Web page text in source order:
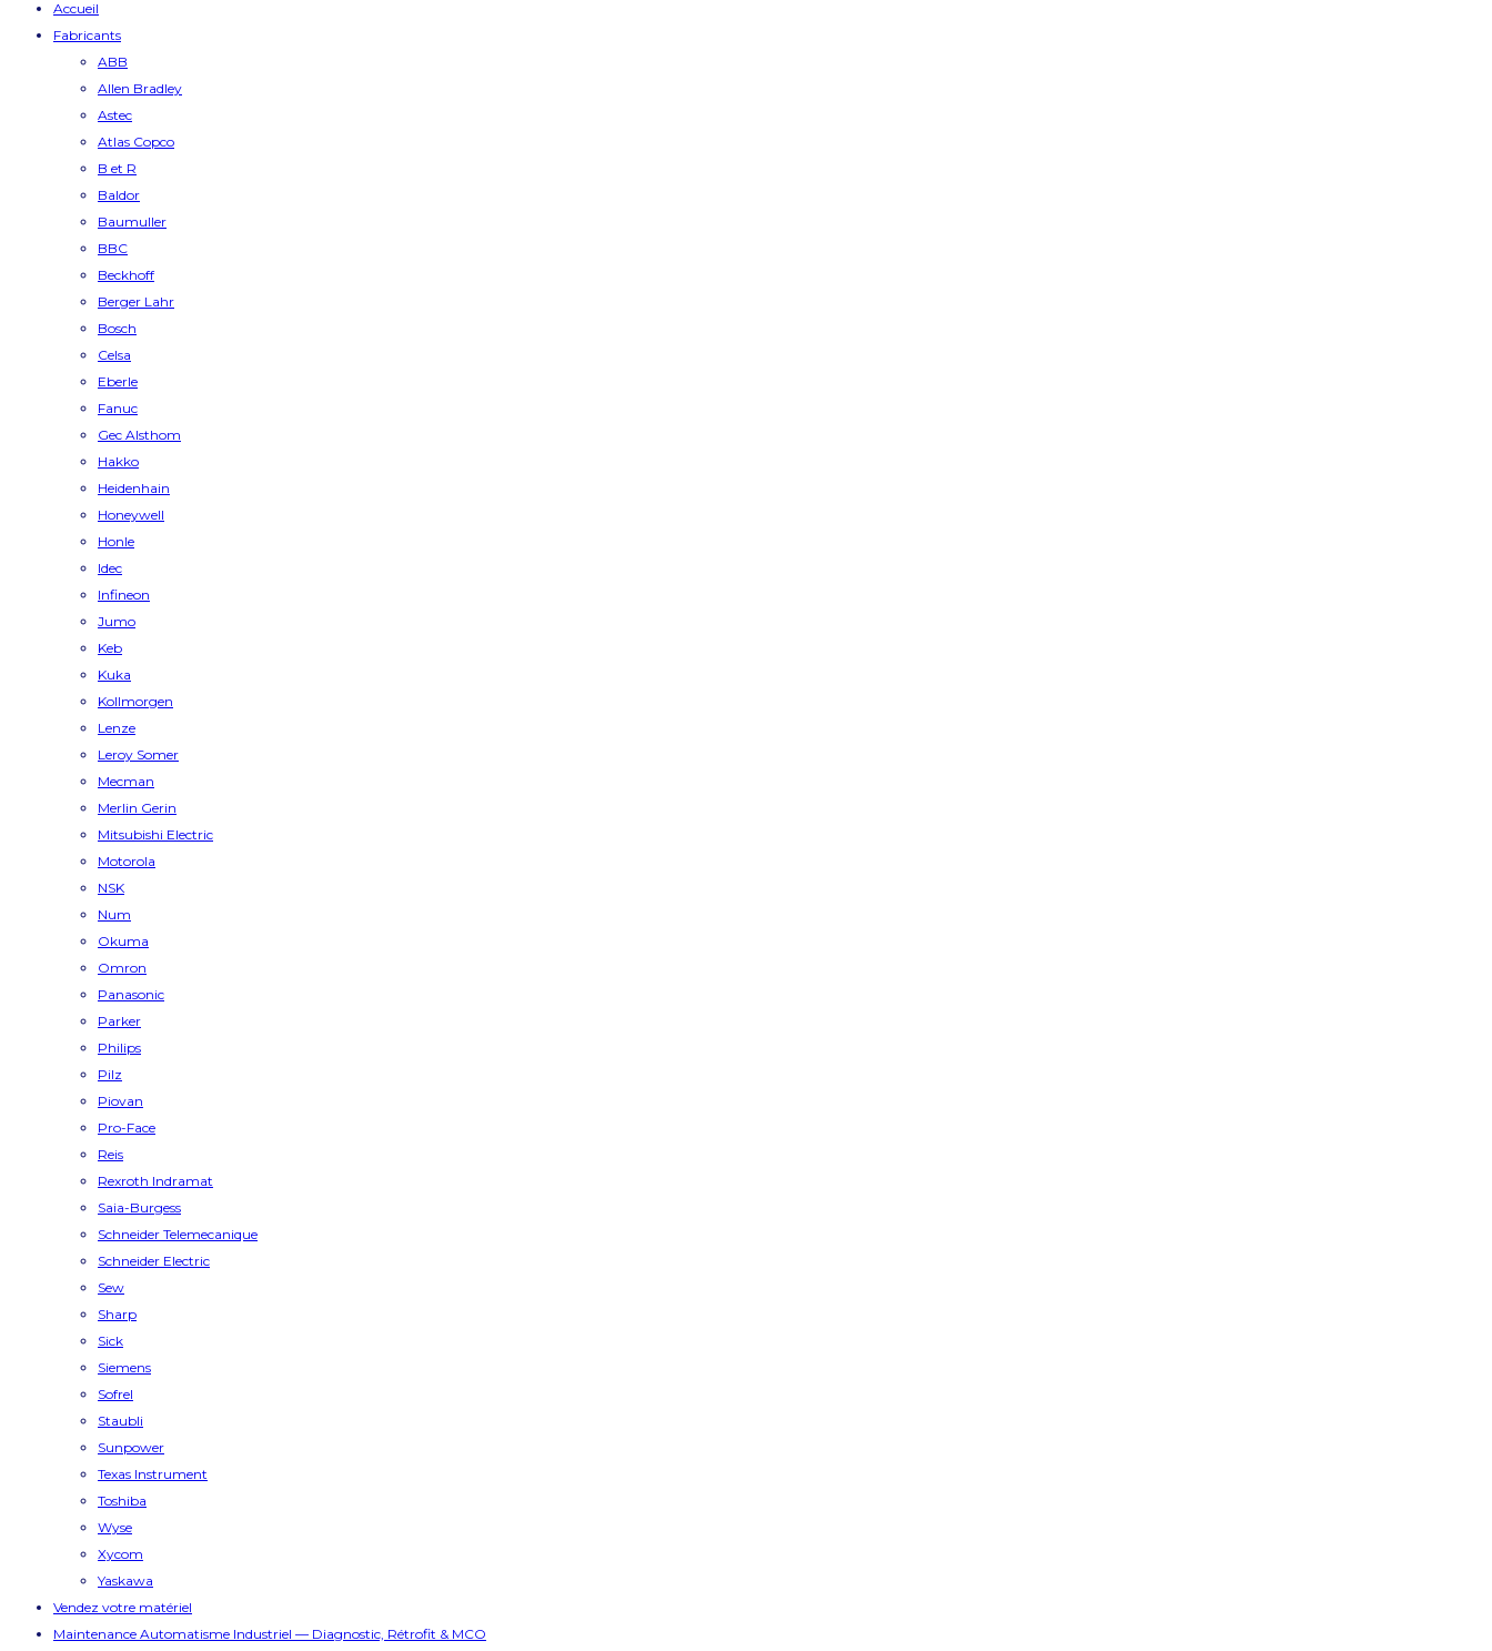
Accueil
Fabricants
ABB
Allen Bradley
Astec
Atlas Copco
B et R
Baldor
Baumuller
BBC
Beckhoff
Berger Lahr
Bosch
Celsa
Eberle
Fanuc
Gec Alsthom
Hakko
Heidenhain
Honeywell
Honle
Idec
Infineon
Jumo
Keb
Kuka
Kollmorgen
Lenze
Leroy Somer
Mecman
Merlin Gerin
Mitsubishi Electric
Motorola
NSK
Num
Okuma
Omron
Panasonic
Parker
Philips
Pilz
Piovan
Pro-Face
Reis
Rexroth Indramat
Saia-Burgess
Schneider Telemecanique
Schneider Electric
Sew
Sharp
Sick
Siemens
Sofrel
Staubli
Sunpower
Texas Instrument
Toshiba
Wyse
Xycom
Yaskawa
Vendez votre matériel
Maintenance Automatisme Industriel — Diagnostic, Rétrofit & MCO